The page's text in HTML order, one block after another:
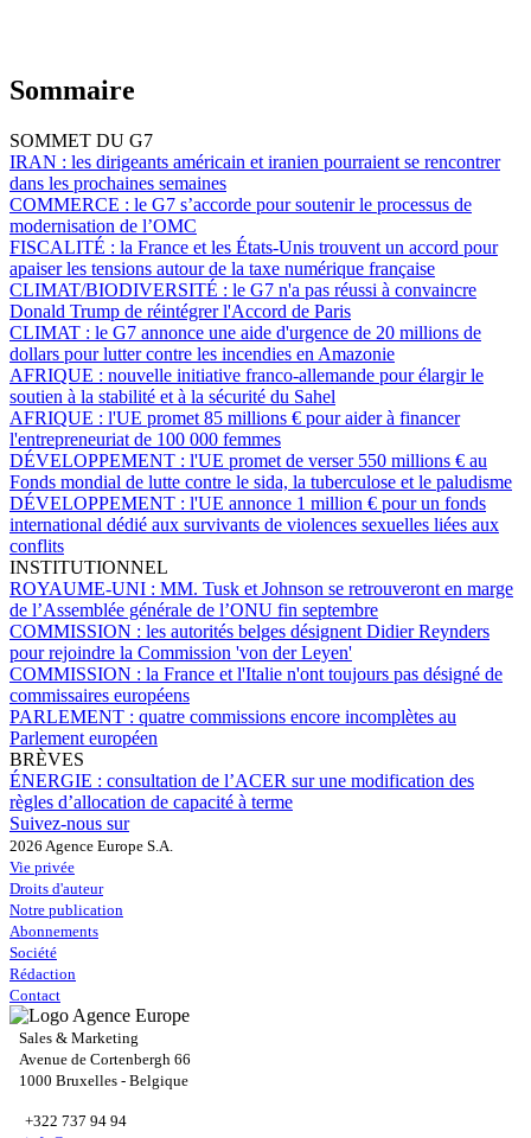
Sommaire
SOMMET DU G7
IRAN : les dirigeants américain et iranien pourraient se rencontrer
dans les prochaines semaines
COMMERCE : le G7 s’accorde pour soutenir le processus de
modernisation de l’OMC
FISCALITÉ : la France et les États-Unis trouvent un accord pour
apaiser les tensions autour de la taxe numérique française
CLIMAT/BIODIVERSITÉ : le G7 n'a pas réussi à convaincre
Donald Trump de réintégrer l'Accord de Paris
CLIMAT : le G7 annonce une aide d'urgence de 20 millions de
dollars pour lutter contre les incendies en Amazonie
AFRIQUE : nouvelle initiative franco-allemande pour élargir le
soutien à la stabilité et à la sécurité du Sahel
AFRIQUE : l'UE promet 85 millions € pour aider à financer
l'entrepreneuriat de 100 000 femmes
DÉVELOPPEMENT : l'UE promet de verser 550 millions € au
Fonds mondial de lutte contre le sida, la tuberculose et le paludisme
DÉVELOPPEMENT : l'UE annonce 1 million € pour un fonds
international dédié aux survivants de violences sexuelles liées aux
conflits
INSTITUTIONNEL
ROYAUME-UNI : MM. Tusk et Johnson se retrouveront en marge
de l’Assemblée générale de l’ONU fin septembre
COMMISSION : les autorités belges désignent Didier Reynders
pour rejoindre la Commission 'von der Leyen'
COMMISSION : la France et l'Italie n'ont toujours pas désigné de
commissaires européens
PARLEMENT : quatre commissions encore incomplètes au
Parlement européen
BRÈVES
ÉNERGIE : consultation de l’ACER sur une modification des
règles d’allocation de capacité à terme
Suivez-nous sur
2026 Agence Europe S.A.
Vie privée
Droits d'auteur
Notre publication
Abonnements
Société
Rédaction
Contact
Sales & Marketing
Avenue de Cortenbergh 66
1000 Bruxelles - Belgique
+322 737 94 94